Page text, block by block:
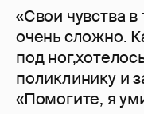
«Свои чувства
очень сложно.
под
поликлинику и
«Помогите, я